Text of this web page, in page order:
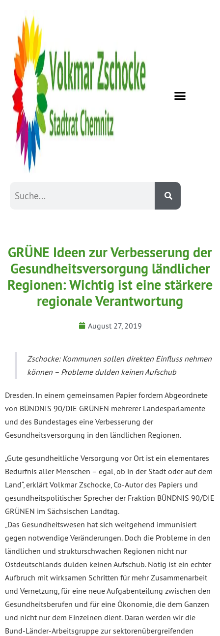
GRÜNE Ideen zur Verbesserung der
Gesundheitsversorgung ländlicher
Regionen: Wichtig ist eine stärkere
regionale Verantwortung
August 27, 2019
Zschocke: Kommunen sollen direkten Einfluss nehmen
können – Probleme dulden keinen Aufschub
Dresden. In einem gemeinsamen Papier fordern Abgeordnete
von BÜNDNIS 90/DIE GRÜNEN mehrerer Landesparlamente
und des Bundestages eine Verbesserung der
Gesundheitsversorgung in den ländlichen Regionen.
„Gute gesundheitliche Versorgung vor Ort ist ein elementares
Bedürfnis aller Menschen – egal, ob in der Stadt oder auf dem
Land“, erklärt Volkmar Zschocke, Co-Autor des Papiers und
gesundheitspolitischer Sprecher der Fraktion BÜNDNIS 90/DIE
GRÜNEN im Sächsischen Landtag.
„Das Gesundheitswesen hat sich weitgehend immunisiert
gegen notwendige Veränderungen. Doch die Probleme in den
ländlichen und strukturschwachen Regionen nicht nur
Ostdeutschlands dulden keinen Aufschub. Nötig ist ein echter
Aufbruch mit wirksamen Schritten für mehr Zusammenarbeit
und Vernetzung, für eine neue Aufgabenteilung zwischen den
Gesundheitsberufen und für eine Ökonomie, die dem Ganzen
und nicht nur dem Einzelnen dient. Daran werden wir die
Bund-Länder-Arbeitsgruppe zur sektorenübergreifenden